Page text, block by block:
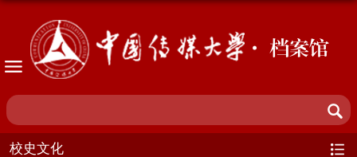
· 档案馆
校史文化